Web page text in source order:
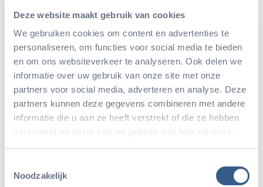
Deze website maakt gebruik van cookies
We gebruiken cookies om content en advertenties te
personaliseren, om functies voor social media te bieden
en om ons websiteverkeer te analyseren. Ook delen we
informatie over uw gebruik van onze site met onze
partners voor social media, adverteren en analyse. Deze
partners kunnen deze gegevens combineren met andere
informatie die u aan ze heeft verstrekt of die ze hebben
verzameld op basis van uw gebruik van hun services.
Noodzakelijk
In de herfst van 1914 kocht Johan Burgers voor
vierduizend gulden een aangrenzend stuk
landbouwgrond voor uitbreiding met verblijven van
beren, hyena’s en zelfs leeuwen. De eerste drie
leeuwen maakten op 27 september 1916 hun
entrée. Dit verontrustte wel de ‘s-Heerenbergse
raadsvergadering gesteld over het luide gebrul!